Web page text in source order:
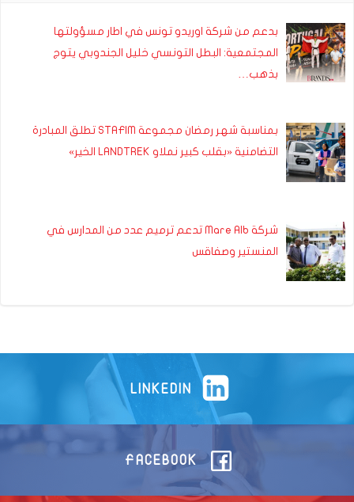
بدعم من شركة اوريدو تونس في اطار مسؤولتها
المجتمعية: البطل التونسي خليل الجندوبي يتوج
بذهب…
بمناسبة شهر رمضان مجموعة STAFIM تطلق المبادرة
التضامنية «بقلب كبير نملاو LANDTREK الخير»
شركة Mare Alb تدعم ترميم عدد من المدارس في
المنستير وصفاقس
LINKEDIN
FACEBOOK